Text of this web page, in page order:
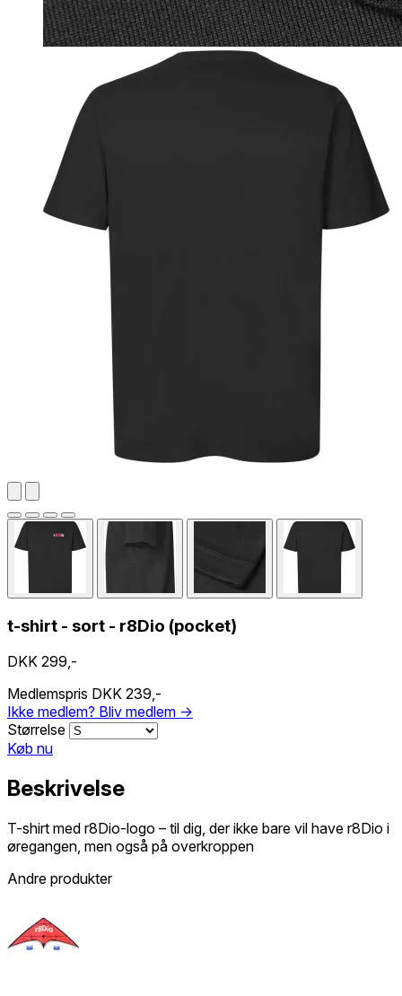
t-shirt - sort - r8Dio (pocket)
DKK 299,-
Medlemspris DKK 239,-
Ikke medlem? Bliv medlem →
Størrelse
Køb nu
Beskrivelse
T-shirt med r8Dio-logo – til dig, der ikke bare vil have r8Dio i
øregangen, men også på overkroppen
Andre produkter